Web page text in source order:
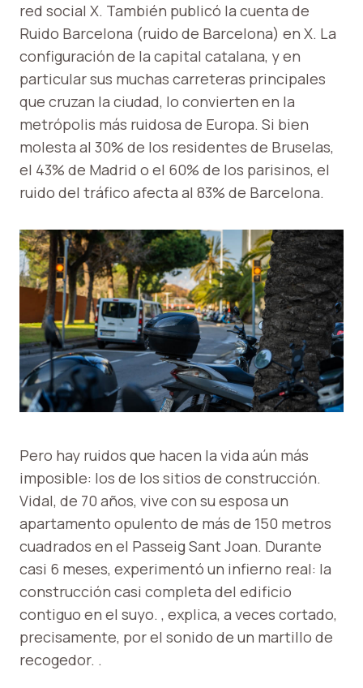
red social X. También publicó la cuenta de
Ruido Barcelona (ruido de Barcelona) en X. La
configuración de la capital catalana, y en
particular sus muchas carreteras principales
que cruzan la ciudad, lo convierten en la
metrópolis más ruidosa de Europa. Si bien
molesta al 30% de los residentes de Bruselas,
el 43% de Madrid o el 60% de los parisinos, el
ruido del tráfico afecta al 83% de Barcelona.
Pero hay ruidos que hacen la vida aún más
imposible: los de los sitios de construcción.
Vidal, de 70 años, vive con su esposa un
apartamento opulento de más de 150 metros
cuadrados en el Passeig Sant Joan. Durante
casi 6 meses, experimentó un infierno real: la
construcción casi completa del edificio
contiguo en el suyo. , explica, a veces cortado,
precisamente, por el sonido de un martillo de
recogedor. .